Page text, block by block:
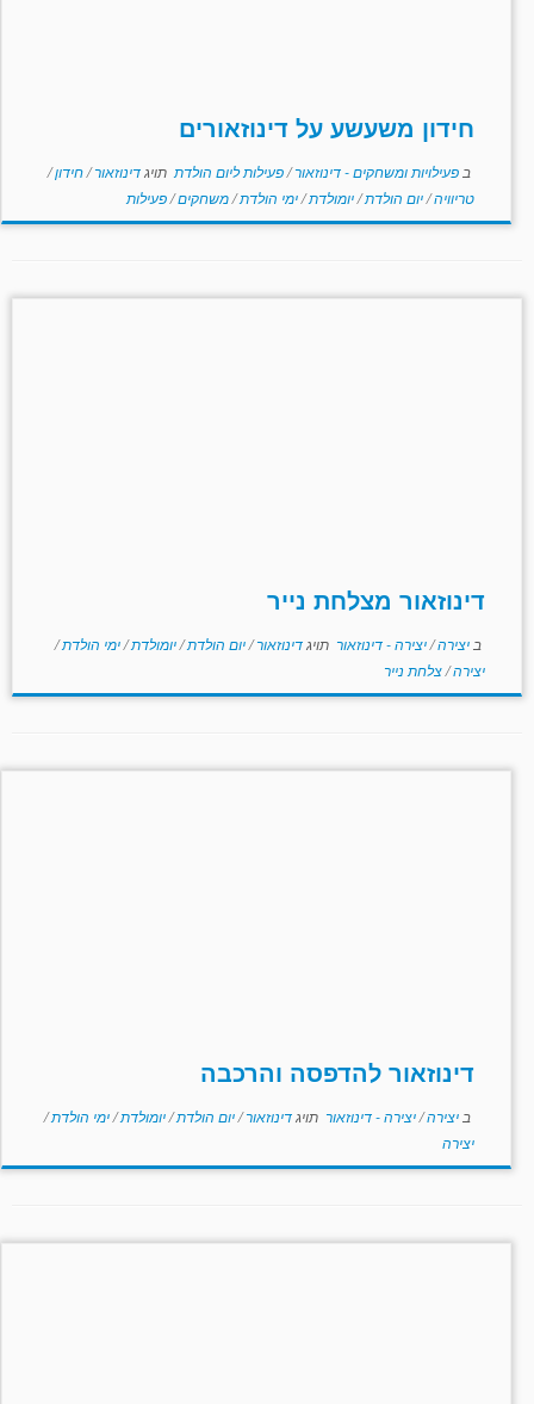
חידון משעשע על דינוזאורים
ב פעילויות ומשחקים - דינוזאור/פעילות ליום הולדת תויגדינוזאור/חידון/
טריוויה/יום הולדת/יומולדת/ימי הולדת/משחקים/פעילות
דינוזאור מצלחת נייר
ב יצירה/יצירה - דינוזאור תויגדינוזאור/יום הולדת/יומולדת/ימי הולדת/
יצירה/צלחת נייר
דינוזאור להדפסה והרכבה
ב יצירה/יצירה - דינוזאור תויגדינוזאור/יום הולדת/יומולדת/ימי הולדת/
יצירה